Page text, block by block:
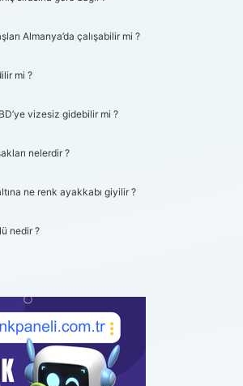
Almanya’da çalışabilir mi ?
mi ?
vizesiz gidebilir mi ?
nelerdir ?
ne renk ayakkabı giyilir ?
nedir ?